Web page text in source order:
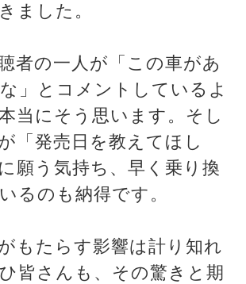
ました。
者の一人が「この車があ
」とコメントしているよ
当にそう思います。そし
「発売日を教えてほし
願う気持ち、早く乗り換
るのも納得です。
もたらす影響は計り知れ
皆さんも、その驚きと期